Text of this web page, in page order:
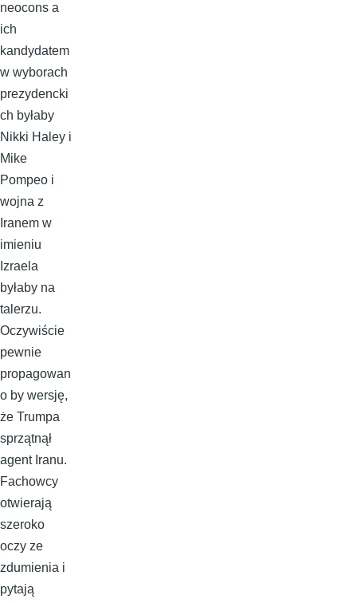
neocons a
ich
kandydatem
w wyborach
prezydencki
ch byłaby
Nikki Haley i
Mike
Pompeo i
wojna z
Iranem w
imieniu
Izraela
byłaby na
talerzu.
Oczywiście
pewnie
propagowan
o by wersję,
że Trumpa
sprzątnął
agent Iranu.
Fachowcy
otwierają
szeroko
oczy ze
zdumienia i
pytają